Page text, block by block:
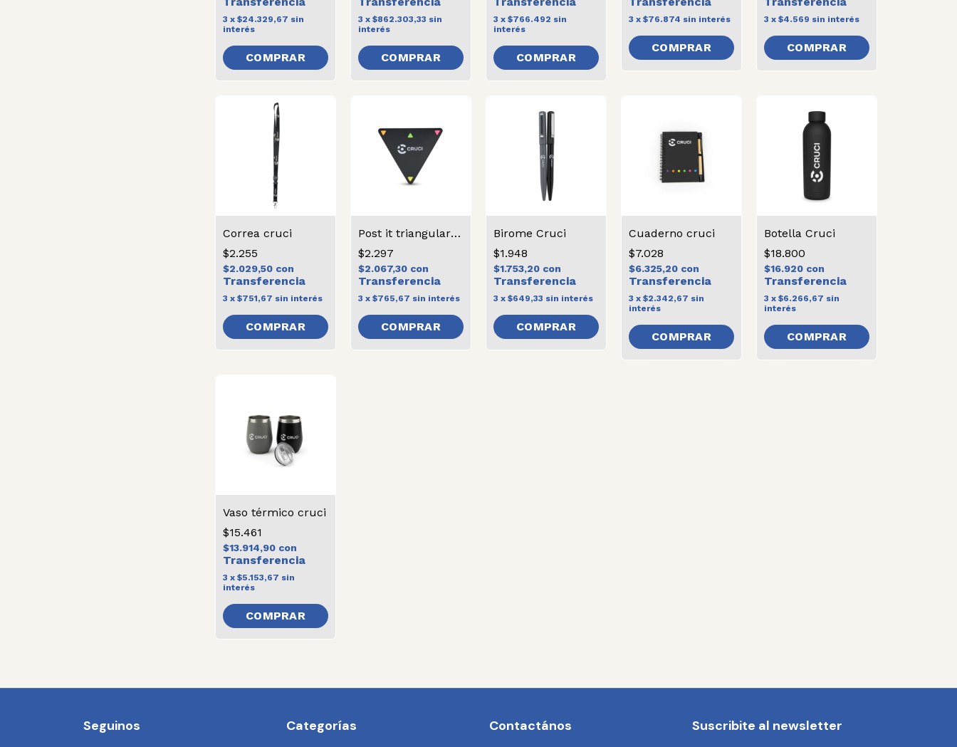
3 x $24.329,67 sin
interés
3 x $862.303,33 sin
interés
3 x $766.492 sin
interés
3 x $76.874 sin interés 3 x $4.569 sin interés
COMPRAR
Correa cruci
$2.255
$2.029,50 con
3 x $751,67 sin interés
Post it triangular cruci
$2.297
$2.067,30 con
3 x $765,67 sin interés
Birome Cruci
$1.948
$1.753,20 con
3 x $649,33 sin interés
COMPRAR
Cuaderno cruci
$7.028
$6.325,20 con
3 x $2.342,67 sin
interés
Botella Cruci
$18.800
$16.920 con
3 x $6.266,67 sin
interés
Vaso térmico cruci
$15.461
$13.914,90 con
3 x $5.153,67 sin
interés
COMPRAR
Seguinos Categorías Contactános Suscribite al newsletter